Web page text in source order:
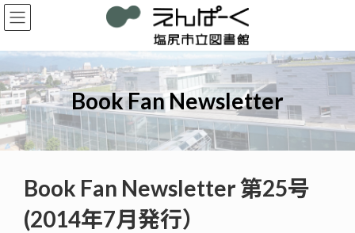
コ
ン
ン
ツ
へ
ス
キ
ッ
プ
ナ
ビ
ー
シ
ョ
ン
に
移
動
Book Fan Newsletter
Book Fan Newsletter 第25号
(2014年7月発行）